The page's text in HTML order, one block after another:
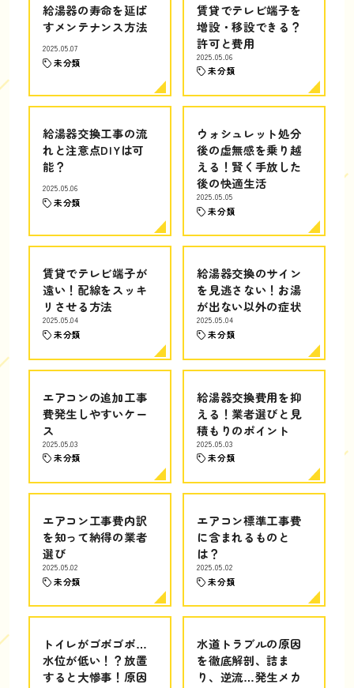
給湯器の寿命を延ば
すメンテナンス方法
2025.05.07
未分類
賃貸でテレビ端子を
増設・移設できる？
許可と費用
2025.05.06
未分類
給湯器交換工事の流
れと注意点DIYは可
能？
2025.05.06
未分類
ウォシュレット処分
後の虚無感を乗り越
える！賢く手放した
後の快適生活
2025.05.05
未分類
賃貸でテレビ端子が
遠い！配線をスッキ
リさせる方法
2025.05.04
未分類
給湯器交換のサイン
を見逃さない！お湯
が出ない以外の症状
2025.05.04
未分類
エアコンの追加工事
費発生しやすいケー
ス
2025.05.03
未分類
給湯器交換費用を抑
える！業者選びと見
積もりのポイント
2025.05.03
未分類
エアコン工事費内訳
を知って納得の業者
選び
2025.05.02
未分類
エアコン標準工事費
に含まれるものと
は？
2025.05.02
未分類
トイレがゴボゴボ…
水位が低い！？放置
すると大惨事！原因
水道トラブルの原因
を徹底解剖、詰ま
り、逆流…発生メカ